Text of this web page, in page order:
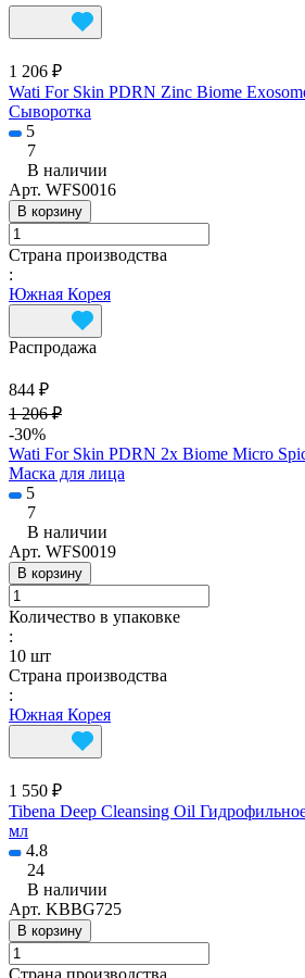
1 206 ₽
Wati For Skin PDRN Zinc Biome
Сыворотка
5
7
В наличии
Арт. WFS0016
В корзину
Страна производства
:
Южная Корея
Распродажа
844 ₽
1 206 ₽
-30%
Wati For Skin PDRN 2x Biome Micro
Маска для лица
5
7
В наличии
Арт. WFS0019
В корзину
Количество в упаковке
:
10 шт
Страна производства
:
Южная Корея
1 550 ₽
Tibena Deep Cleansing Oil
мл
4.8
24
В наличии
Арт. KBBG725
В корзину
Страна производства